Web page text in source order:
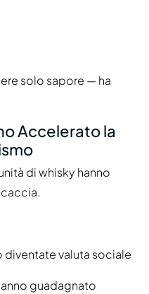
solo sapore — ha
Accelerato la
di whisky hanno
valuta sociale
guadagnato